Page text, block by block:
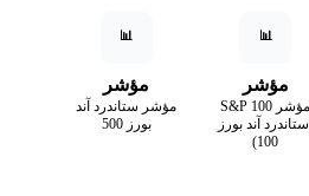
📊
مؤشر
مؤشر S&P 100
آند بورز
100)
📊
مؤشر
مؤشر ستاندرد آند
بورز 500